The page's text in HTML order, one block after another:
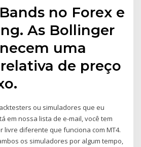
no Forex e
As Bollinger
uma
de preço
ou simuladores que eu
em nossa lista de e-mail, você tem
livre diferente que funciona com MT4.
os simuladores por algum tempo,